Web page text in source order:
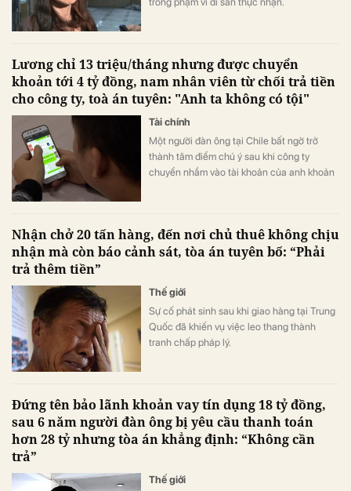
Lương chỉ 13 triệu/tháng nhưng được chuyển
khoản tới 4 tỷ đồng, nam nhân viên từ chối trả tiền
cho công ty, toà án tuyên: "Anh ta không có tội"
Tài chính
Một người đàn ông tại Chile bất ngờ trở
thành tâm điểm chú ý sau khi công ty
chuyển nhầm vào tài khoản của anh khoản
Nhận chở 20 tấn hàng, đến nơi chủ thuê không chịu
nhận mà còn báo cảnh sát, tòa án tuyên bố: “Phải
trả thêm tiền”
Thế giới
Sự cố phát sinh sau khi giao hàng tại Trung
Quốc đã khiến vụ việc leo thang thành
tranh chấp pháp lý.
Đứng tên bảo lãnh khoản vay tín dụng 18 tỷ đồng,
sau 6 năm người đàn ông bị yêu cầu thanh toán
hơn 28 tỷ nhưng tòa án khẳng định: “Không cần
trả”
Thế giới